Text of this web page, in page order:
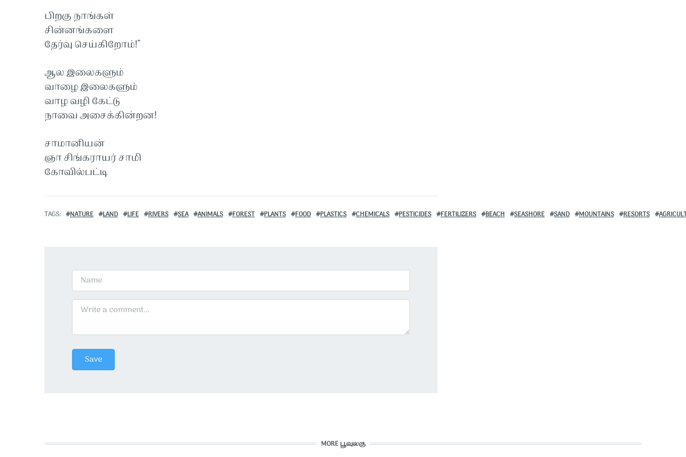
பிறகு நாங்கள்
சின்னங்களை
தேர்வு செய்கிறோம்!”
ஆல இலைகளும்
வாழை இலைகளும்
வாழ வழி கேட்டு
நாவை அசைக்கின்றன!
சாமானியன்
ஞா சிங்கராயர் சாமி
கோவில்பட்டி
TAGS NATURE LAND LIFE RIVERS SEA ANIMALS FOREST PLANTS FOOD PLASTICS CHEMICALS PESTICIDES FERTILIZERS BEACH SEASHORE SAND MOUNTAINS RESORTS
MORE பூவுலகு